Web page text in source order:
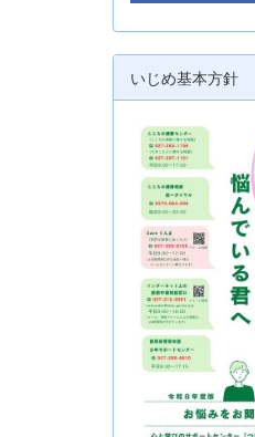
いじめ基本方針